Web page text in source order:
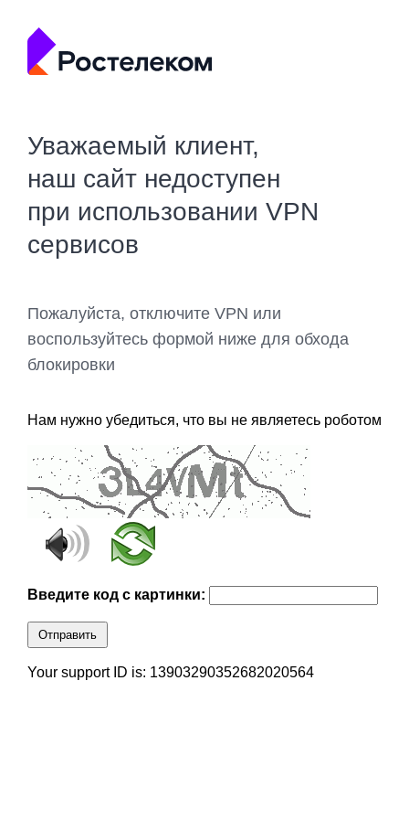
Уважаемый клиент,
наш сайт недоступен
при использовании VPN
сервисов
Пожалуйста, отключите VPN или
воспользуйтесь формой ниже для обхода
блокировки
Нам нужно убедиться, что вы не являетесь роботом
Введите код с картинки:
Отправить
Your support ID is: 13903290352682020564